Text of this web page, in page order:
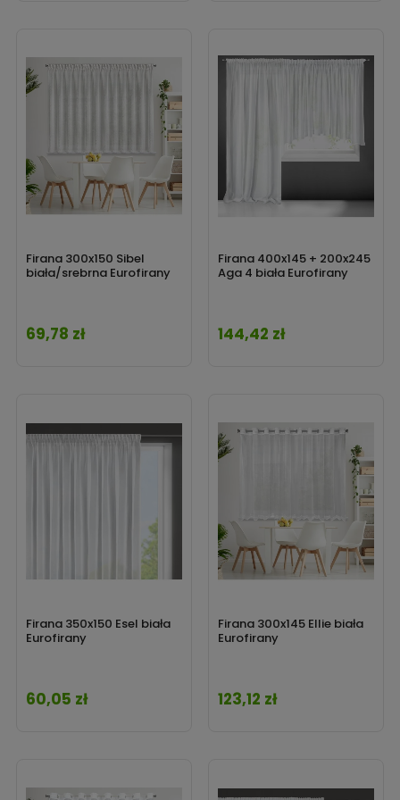
Firana 300x150 Sibel
biała/srebrna Eurofirany
Cena
69,78 zł
Firana 400x145 + 200x245
Aga 4 biała Eurofirany
Cena
144,42 zł
Firana 350x150 Esel biała
Eurofirany
Cena
60,05 zł
Firana 300x145 Ellie biała
Eurofirany
Cena
123,12 zł